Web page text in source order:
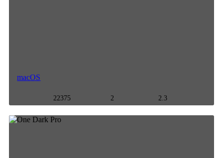
macOS
22375 2 2.3